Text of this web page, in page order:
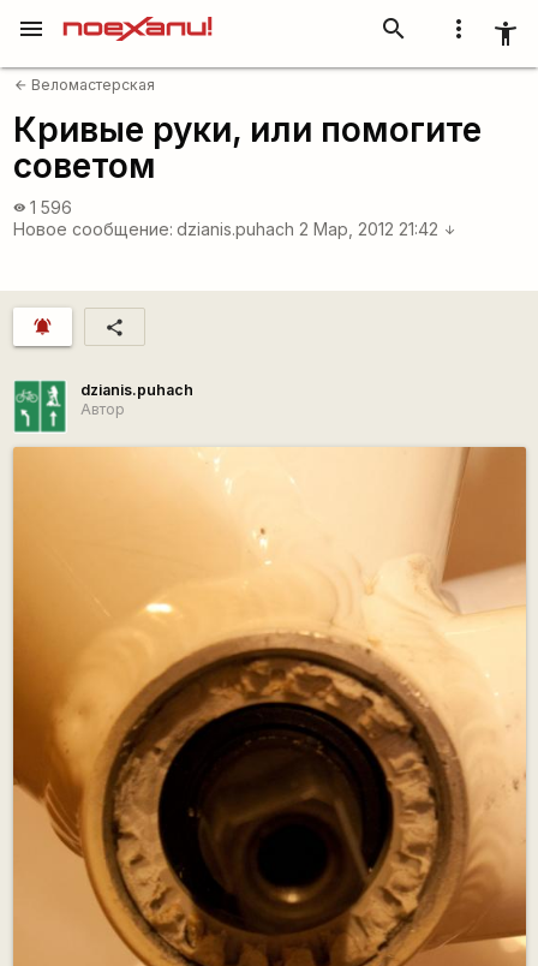
more_vert accessibility_new
search
menu
arrow_back Веломастерская
Кривые руки, или помогите
советом
visibility 1 596
Новое сообщение: dzianis.puhach 2 Мар, 2012 21:42 arrow_downward
notifications_active share
dzianis.puhach
Автор